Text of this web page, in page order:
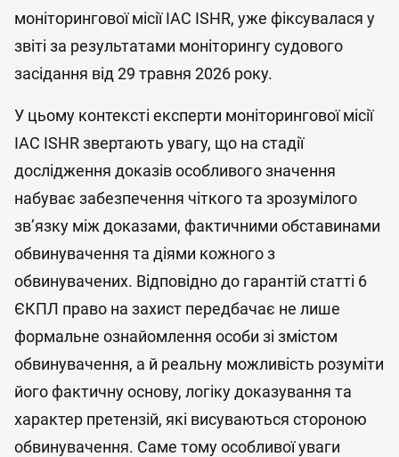
моніторингової місії IAC ISHR, уже фіксувалася у
звіті за результатами моніторингу судового
засідання від 29 травня 2026 року.
У цьому контексті експерти моніторингової місії
IAC ISHR звертають увагу, що на стадії
дослідження доказів особливого значення
набуває забезпечення чіткого та зрозумілого
зв’язку між доказами, фактичними обставинами
обвинувачення та діями кожного з
обвинувачених. Відповідно до гарантій статті 6
ЄКПЛ право на захист передбачає не лише
формальне ознайомлення особи зі змістом
обвинувачення, а й реальну можливість розуміти
його фактичну основу, логіку доказування та
характер претензій, які висуваються стороною
обвинувачення. Саме тому особливої уваги